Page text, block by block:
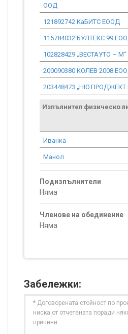
ООД
121892742 КаБИТС ЕООД
115784032 БУЛТЕКС 99
102828429 „ВЕСТАУТО –
200090380 КОЛЕВ 2008
203448473 „НЮ
Изпълнител физическо
Иванка
Манол
Подизпълнители
Няма
Членове на обединение
Няма
Забележки:
* Договорената стойност по
ниска от отчетената поради
причини: